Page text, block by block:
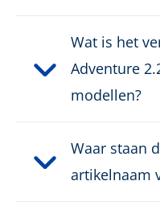
Wat is het
Adventure
modellen?
Waar staan
artikelnaam